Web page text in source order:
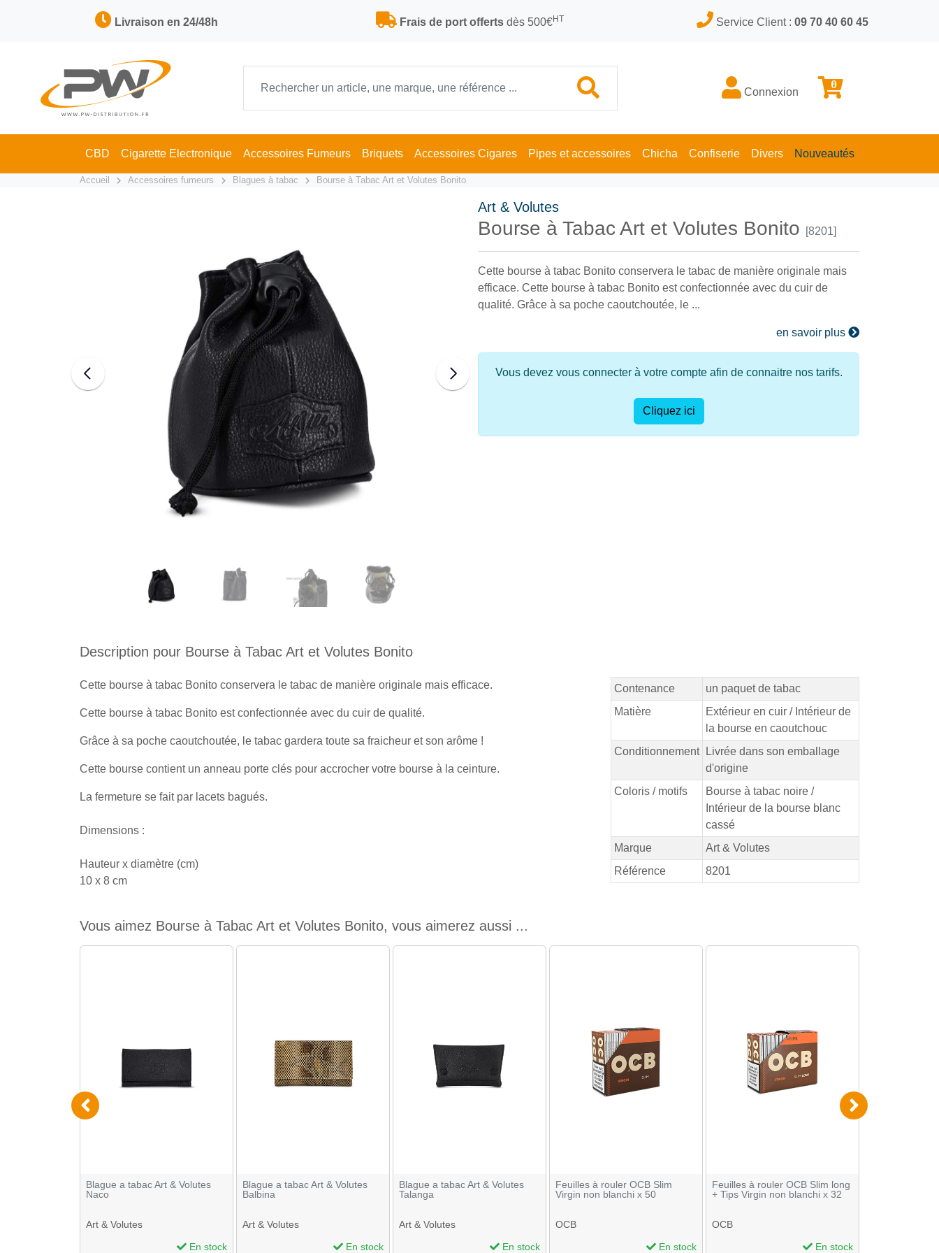
Livraison en 24/48h Frais de port offertsdès 500€HT Service Client : 09 70 40 60 45
Connexion
0
CBD Cigarette Electronique Accessoires Fumeurs Briquets Accessoires Cigares Pipes et accessoires Chicha Confiserie Divers Nouveautés
Accueil Accessoires fumeurs Blagues à tabac Bourse à Tabac Art et Volutes Bonito
Art & Volutes
Bourse à Tabac Art et Volutes Bonito [8201]
Cette bourse à tabac Bonito conservera le tabac de manière originale mais
efficace. Cette bourse à tabac Bonito est confectionnée avec du cuir de
qualité. Grâce à sa poche caoutchoutée, le ...
en savoir plus
Vous devez vous connecter à votre compte afin de connaitre nos tarifs.
Cliquez ici
Description pour Bourse à Tabac Art et Volutes Bonito
Cette bourse à tabac Bonito conservera le tabac de manière originale mais efficace.
Cette bourse à tabac Bonito est confectionnée avec du cuir de qualité.
Grâce à sa poche caoutchoutée, le tabac gardera toute sa fraicheur et son arôme !
Cette bourse contient un anneau porte clés pour accrocher votre bourse à la ceinture.
La fermeture se fait par lacets bagués.
Dimensions :
Hauteur x diamètre (cm)
10 x 8 cm
Contenance
un paquet de tabac
Matière
Extérieur en cuir / Intérieur de
la bourse en caoutchouc
Conditionnement
Livrée dans son emballage
d'origine
Coloris / motifs
Bourse à tabac noire /
Intérieur de la bourse blanc
cassé
Marque
Art & Volutes
Référence
8201
Vous aimez Bourse à Tabac Art et Volutes Bonito, vous aimerez aussi ...
Blague a tabac Art & Volutes
Naco
Art & Volutes
En stock
Blague a tabac Art & Volutes
Balbina
Art & Volutes
En stock
Blague a tabac Art & Volutes
Talanga
Art & Volutes
En stock
Feuilles à rouler OCB Slim
Virgin non blanchi x 50
OCB
En stock
Feuilles à rouler OCB Slim long
+ Tips Virgin non blanchi x 32
OCB
En stock